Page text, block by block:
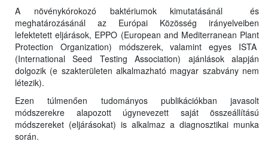
A növénykórokozó baktériumok kimutatásánál és
meghatározásánál az Európai Közösség irányelveiben
lefektetett eljárások, EPPO (European and Mediterranean Plant
Protection Organization) módszerek, valamint egyes ISTA
(International Seed Testing Association) ajánlások alapján
dolgozik (e szakterületen alkalmazható magyar szabvány nem
létezik).
Ezen túlmenően tudományos publikációkban javasolt
módszerekre alapozott úgynevezett saját összeállítású
módszereket (eljárásokat) is alkalmaz a diagnosztikai munka
során.